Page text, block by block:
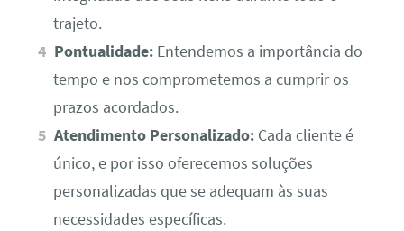
trajeto.
Pontualidade: Entendemos a importância do
tempo e nos comprometemos a cumprir os
prazos acordados.
Atendimento Personalizado: Cada cliente é
único, e por isso oferecemos soluções
personalizadas que se adequam às suas
necessidades específicas.